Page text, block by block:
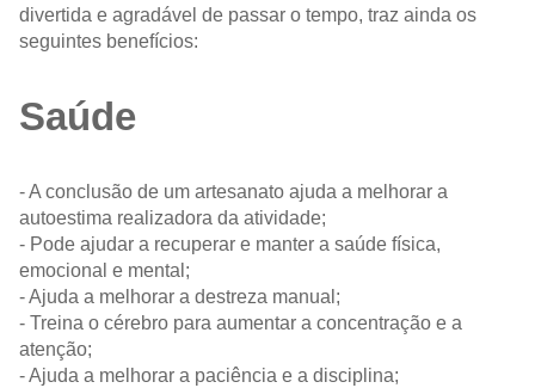
divertida e agradável de passar o tempo, traz ainda os
seguintes benefícios:
Saúde
- A conclusão de um artesanato ajuda a melhorar a
autoestima realizadora da atividade;
- Pode ajudar a recuperar e manter a saúde física,
emocional e mental;
- Ajuda a melhorar a destreza manual;
- Treina o cérebro para aumentar a concentração e a
atenção;
- Ajuda a melhorar a paciência e a disciplina;